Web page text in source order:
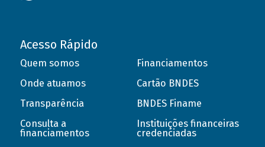
Acesso Rápido
Quem somos
Onde atuamos
Transparência
Consulta a
financiamentos
Financiamentos
Cartão BNDES
BNDES Finame
Instituições financeiras
credenciadas